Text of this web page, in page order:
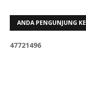
ANDA PENGUNJUNG KE
47721496